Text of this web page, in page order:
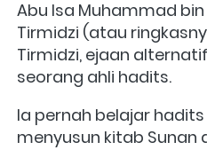
Abu Isa Muhammad
Tirmidzi (atau
Tirmidzi, ejaan
seorang ahli hadits.
Ia pernah belajar
menyusun kitab Sunan